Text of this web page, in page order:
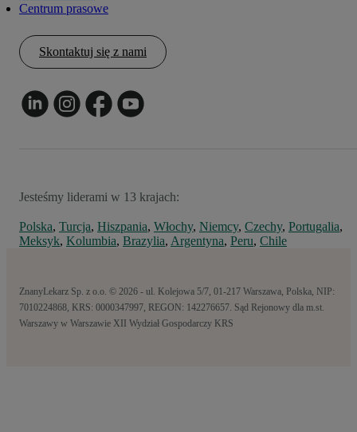
Centrum prasowe
Skontaktuj się z nami
Jesteśmy liderami w 13 krajach:
Polska, Turcja, Hiszpania, Włochy, Niemcy, Czechy, Portugalia,
Meksyk, Kolumbia, Brazylia, Argentyna, Peru, Chile
ZnanyLekarz Sp. z o.o. © 2026 - ul. Kolejowa 5/7, 01-217 Warszawa, Polska, NIP:
7010224868, KRS: 0000347997, REGON: 142276657. Sąd Rejonowy dla m.st.
Warszawy w Warszawie XII Wydział Gospodarczy KRS